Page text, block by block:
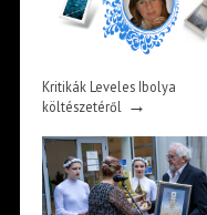
Kritikák Leveles Ibolya
költészetéről→